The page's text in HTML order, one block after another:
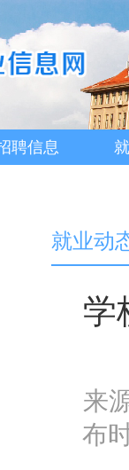
聘信息
就业动
学
来
布